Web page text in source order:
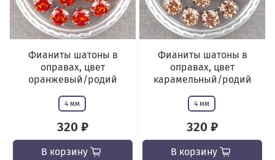
Фианиты шатоны в
оправах, цвет
оранжевый/родий
4 мм
320 ₽
В корзину
Фианиты шатоны в
оправах, цвет
карамельный/родий
4 мм
320 ₽
В корзину